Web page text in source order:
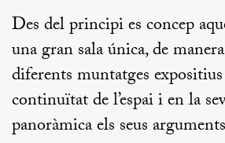
Des del principi es concep
una gran sala única, de
diferents muntatges
continuïtat de l’espai i en la
panoràmica els seus